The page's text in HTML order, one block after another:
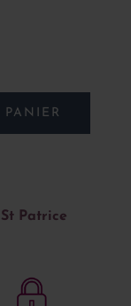
PANIER
Patrice